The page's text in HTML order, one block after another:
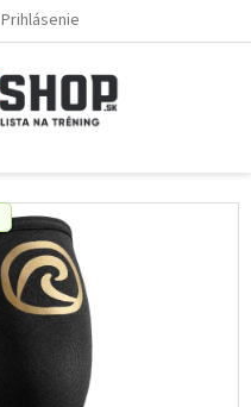
Prihlásenie